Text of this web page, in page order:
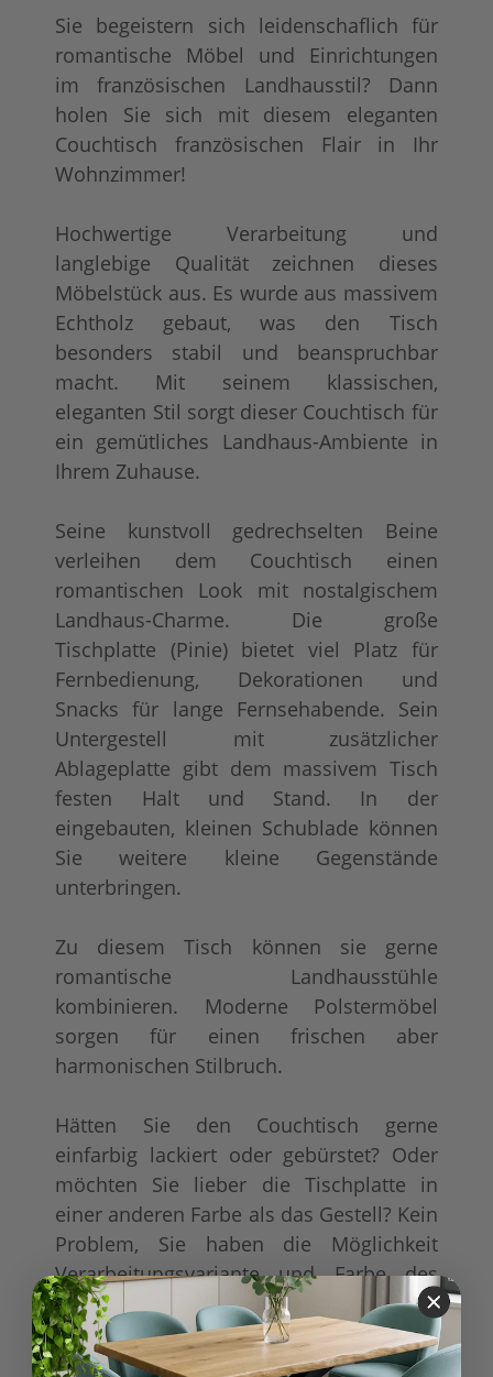
Sie begeistern sich leidenschaflich für
romantische Möbel und Einrichtungen
im französischen Landhausstil? Dann
holen Sie sich mit diesem eleganten
Couchtisch französischen Flair in Ihr
Wohnzimmer!
Hochwertige Verarbeitung und
langlebige Qualität zeichnen dieses
Möbelstück aus. Es wurde aus massivem
Echtholz gebaut, was den Tisch
besonders stabil und beanspruchbar
macht. Mit seinem klassischen,
eleganten Stil sorgt dieser Couchtisch für
ein gemütliches Landhaus-Ambiente in
Ihrem Zuhause.
Seine kunstvoll gedrechselten Beine
verleihen dem Couchtisch einen
romantischen Look mit nostalgischem
Landhaus-Charme. Die große
Tischplatte (Pinie) bietet viel Platz für
Fernbedienung, Dekorationen und
Snacks für lange Fernsehabende. Sein
Untergestell mit zusätzlicher
Ablageplatte gibt dem massivem Tisch
festen Halt und Stand. In der
eingebauten, kleinen Schublade können
Sie weitere kleine Gegenstände
unterbringen.
Zu diesem Tisch können sie gerne
romantische Landhausstühle
kombinieren. Moderne Polstermöbel
sorgen für einen frischen aber
harmonischen Stilbruch.
Hätten Sie den Couchtisch gerne
einfarbig lackiert oder gebürstet? Oder
möchten Sie lieber die Tischplatte in
einer anderen Farbe als das Gestell? Kein
Problem, Sie haben die Möglichkeit
Verarbeitungsvariante und Farbe des
Möbelstücks selbst auszuwählen. Passen
Sie das Möbelstück farblich auf Ihre
vorhandene Möblierung an oder setzen